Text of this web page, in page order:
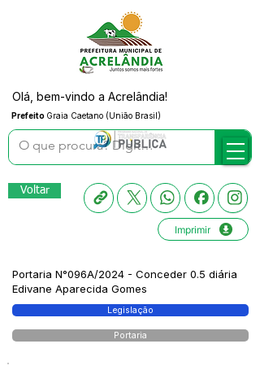
Prefeito Graia Caetano (União Brasil)
Olá, bem-vindo a Acrelândia!
Voltar
Imprimir
Portaria N°096A/2024 - Conceder 0.5 diária
Edivane Aparecida Gomes
Legislação
Portaria